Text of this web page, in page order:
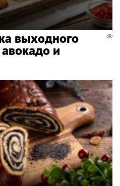
выходного
и